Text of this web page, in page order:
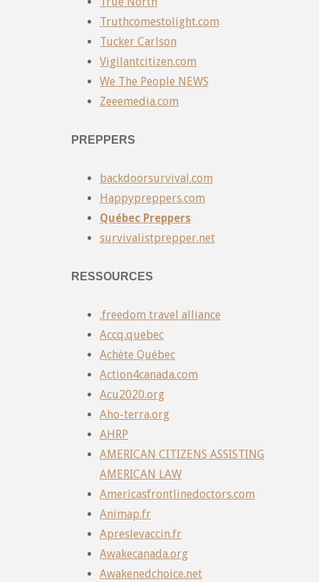
Truthcomestolight.com
Tucker Carlson
Vigilantcitizen.com
We The People NEWS
Zeeemedia.com
PREPPERS
backdoorsurvival.com
Happypreppers.com
Québec Preppers
survivalistprepper.net
RESSOURCES
.freedom travel alliance
Accq.quebec
Achète Québec
Action4canada.com
Acu2020.org
Aho-terra.org
AHRP
AMERICAN CITIZENS ASSISTING
AMERICAN LAW
Americasfrontlinedoctors.com
Animap.fr
Apreslevaccin.fr
Awakecanada.org
Awakenedchoice.net